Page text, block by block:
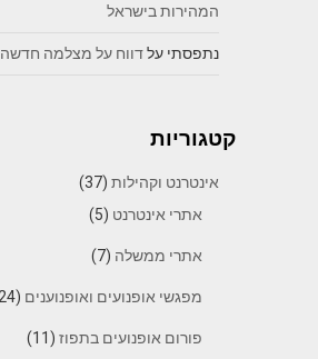
המהירות בישראל
נתפסתי עלדווח על מצלמה חדשה
קטגוריות
אינטרנט וקהילות(37)
אתרי אינטרנט (5)
אתרי ממשלה (7)
מפגשי אופנועים ואופנוענים (24)
פורום אופנועים בתפוז(11)